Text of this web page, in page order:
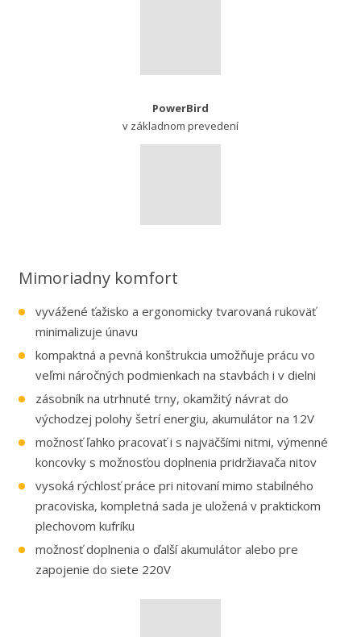
PowerBird
v základnom prevedení
Mimoriadny komfort
vyvážené ťažisko a ergonomicky tvarovaná rukoväť
minimalizuje únavu
kompaktná a pevná konštrukcia umožňuje prácu vo
veľmi náročných podmienkach na stavbách i v dielni
zásobník na utrhnuté trny, okamžitý návrat do
východzej polohy šetrí energiu, akumulátor na 12V
možnosť ľahko pracovať i s najväčšími nitmi, výmenné
koncovky s možnosťou doplnenia pridržiavača nitov
vysoká rýchlosť práce pri nitovaní mimo stabilného
pracoviska, kompletná sada je uložená v praktickom
plechovom kufríku
možnosť doplnenia o ďalší akumulátor alebo pre
zapojenie do siete 220V